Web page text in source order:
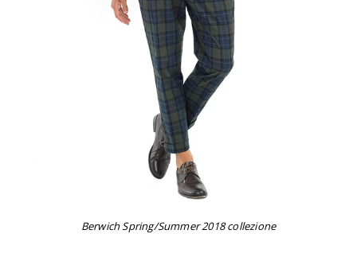
Berwich Spring/Summer 2018 collezione